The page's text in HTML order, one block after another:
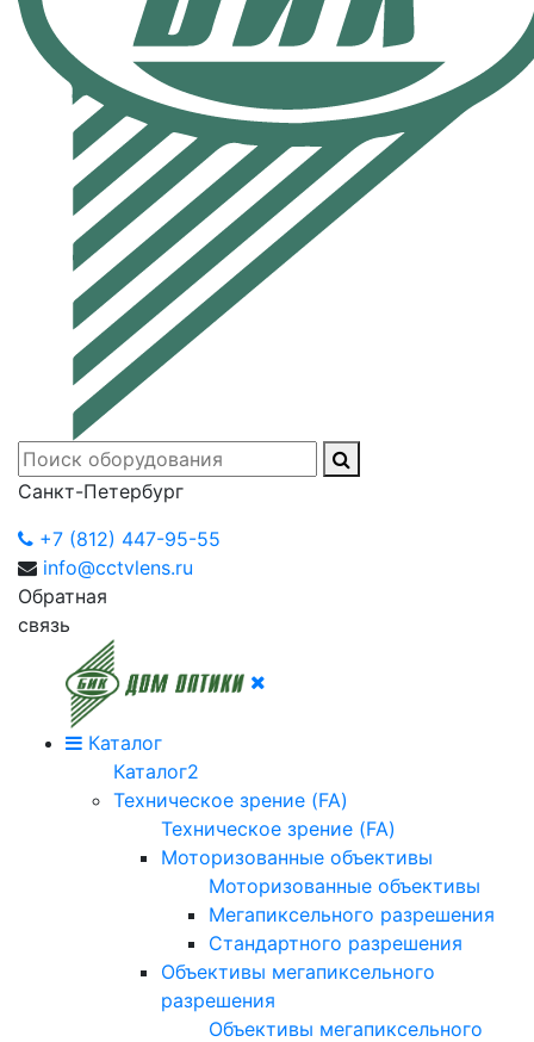
Санкт-Петербург
+7 (812) 447-95-55
info@cctvlens.ru
Обратная
связь
Каталог
Каталог2
Техническое зрение (FA)
Техническое зрение (FA)
Моторизованные объективы
Моторизованные объективы
Мегапиксельного разрешения
Стандартного разрешения
Объективы мегапиксельного
разрешения
Объективы мегапиксельного